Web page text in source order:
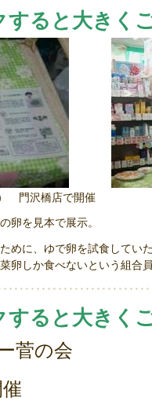
ると大きく
門沢橋店で開催
卵を見本で展示。
めに、ゆで卵を試食してい
卵しか食べないという組合
ると大きく
菅の会